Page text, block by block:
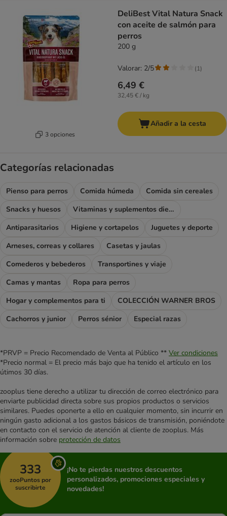
3 opciones
DeliBest Vital Natura Snack
con aceite de salmón para
perros
200 g
6,49 €
32,45 € / kg
Valorar: 2/5 (1)
Añadir a la cesta
Categorías relacionadas
Pienso para perros Comida húmeda
Comida sin cereales
Snacks y huesos
Vitaminas y suplementos dietéticos
Antiparasitarios
Higiene y cortapelos
Juguetes y deporte
Arneses, correas y collares
Casetas y jaulas
Comederos y bebederos
Transportines y viaje
Camas y mantas
Ropa para perros
Hogar y complementos para ti
COLECCIÓN WARNER BROS
Cachorros y junior
Perros sénior Especial razas
*PRVP = Precio Recomendado de Venta al Público ** Ver condiciones
*Precio normal = El precio más bajo que ha tenido el artículo en los
útimos 30 días.
zooplus tiene derecho a utilizar tu dirección de correo electrónico para
enviarte publicidad directa sobre sus propios productos o servicios
similares. Puedes oponerte a ello en cualquier momento, sin incurrir en
ningún gasto adicional a los gastos básicos de transmisión, poniéndote
en contacto con el servicio de atención al cliente de zooplus. Más
información sobre protección de datos
333
zooPuntos por
suscribirte
¡No te pierdas nuestros descuentos
personalizados, promociones especiales y
novedades!